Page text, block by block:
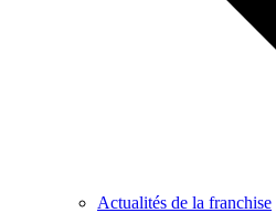
Actualités de la franchise